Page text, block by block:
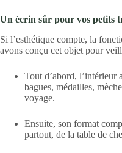
Un écrin sûr pour vos petits
Si l’esthétique compte, la
avons conçu cet objet pour
Tout d’abord, l’intérieur
bagues, médailles,
voyage.
Ensuite, son format
partout, de la table de